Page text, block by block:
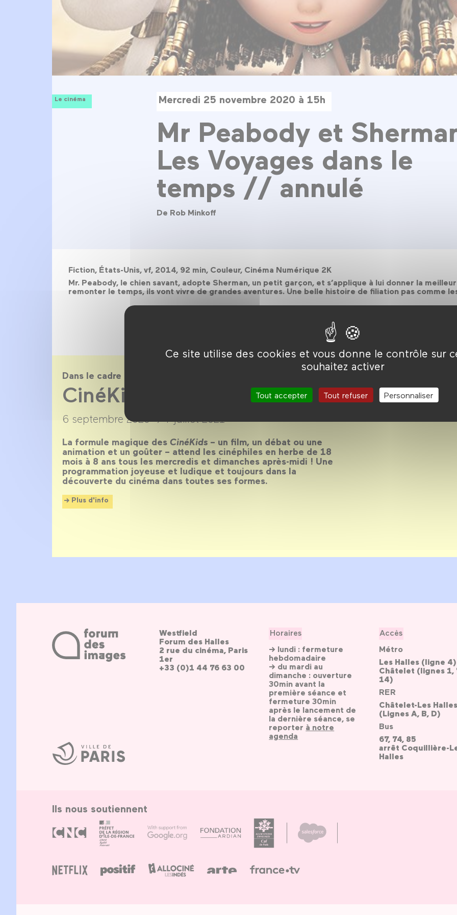
Ce site utilise des cookies et vous donne le contrôle sur
souhaitez activer
Tout accepter Tout refuser Personnaliser
Le cinéma Mercredi 25 novembre 2020 à 15h
Mr Peabody et
Les Voyages dans le
temps // annulé
De Rob Minkoff
Fiction, États-Unis, vf, 2014, 92 min, Couleur, Cinéma Numérique 2K
Mr. Peabody, le chien savant, adopte Sherman, un petit garçon, et s’applique à lui donner la
remonter le temps, ils vont vivre de grandes aventures. Une belle histoire de filiation pas comme
Dans le cadre de
CinéKids saison 2020-2021
6 septembre 2020 → 7 juillet 2021
La formule magique des CinéKids – un film, un débat ou une
animation et un goûter – attend les cinéphiles en herbe de 18
mois à 8 ans tous les mercredis et dimanches après-midi ! Une
programmation joyeuse et ludique et toujours dans la
découverte du cinéma dans toutes ses formes.
Plus d'info
Ville
de
Paris
Westfield
Forum des Halles
2 rue du cinéma, Paris
1er
+33 (0)1 44 76 63 00
Horaires
→ lundi : fermeture
hebdomadaire
→ du mardi au
dimanche : ouverture
30min avant la
première séance et
fermeture 30min
après le lancement de
la dernière séance, se
reporter à notre
agenda
Accès
Métro
Les Halles (ligne 4)
Châtelet (lignes 1,
14)
RER
Châtelet-Les Halles
(Lignes A, B, D)
Bus
67, 74, 85
arrêt Coquillière-
Halles
Ils nous soutiennent